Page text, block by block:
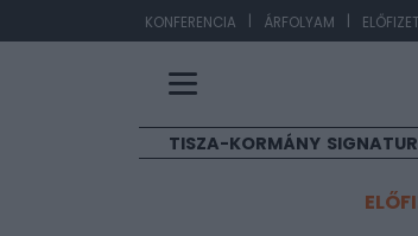
KONFERENCIA | ÁRFOLYAM |
TISZA-KORMÁNY